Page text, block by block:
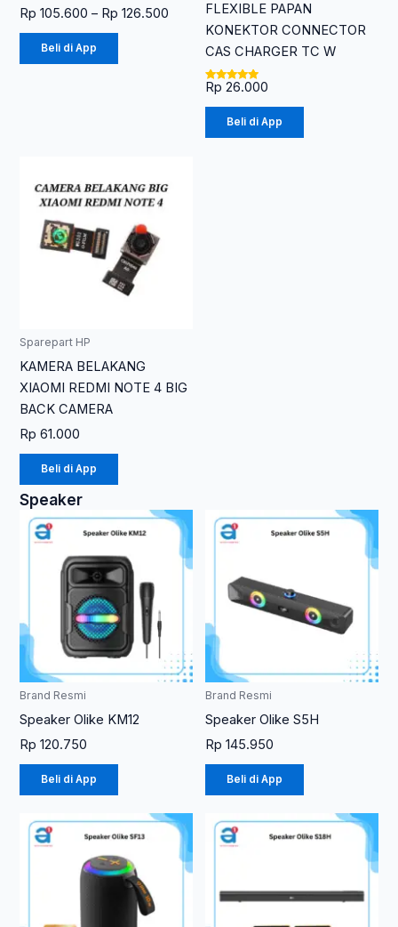
Rp 105.600 – Rp 126.500
Beli di App
produk
FLEXIBLE PAPAN
KONEKTOR CONNECTOR
CAS CHARGER TC W
Dinilai
dari 5
Rp 26.000
Beli di App
Sparepart HP
KAMERA BELAKANG
XIAOMI REDMI NOTE 4 BIG
BACK CAMERA
Rp 61.000
Beli di App
Speaker
Brand Resmi
Speaker Olike KM12
Rp 120.750
Beli di App
Brand Resmi
Speaker Olike S5H
Rp 145.950
Beli di App